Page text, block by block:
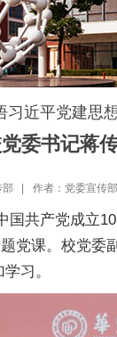
习近平党建思
委书记蒋
| 作者：党委宣传
共产党成立
党课。校党
习。